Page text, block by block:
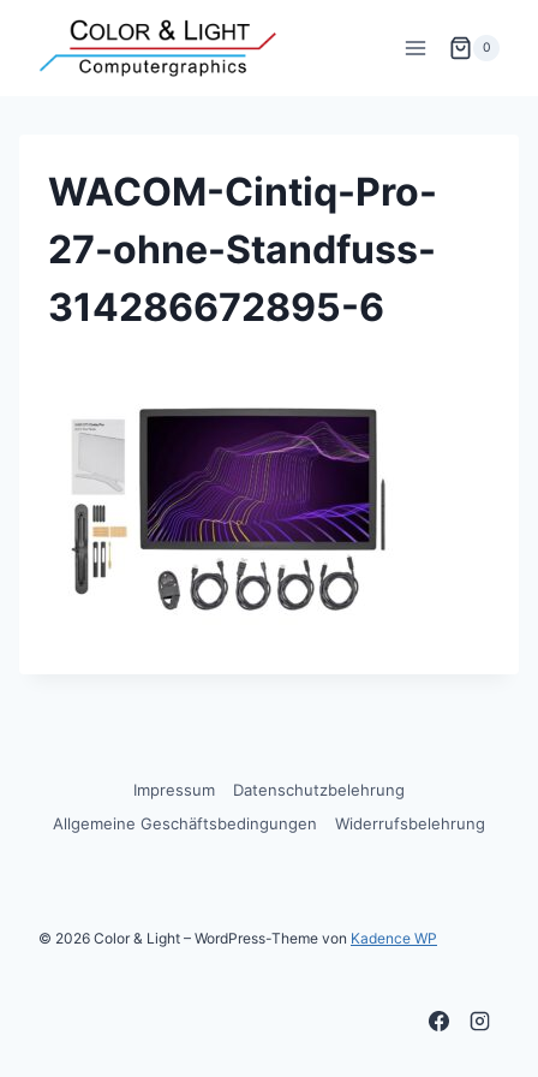
springen
0
WACOM-Cintiq-Pro-
27-ohne-Standfuss-
314286672895-6
Impressum
Datenschutzbelehrung
Allgemeine Geschäftsbedingungen
Widerrufsbelehrung
© 2026 Color & Light – WordPress-Theme von Kadence WP